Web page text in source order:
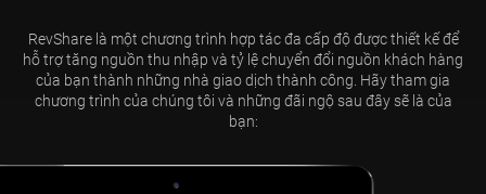
RevShare là một chương trình hợp tác đa cấp độ được thiết kế để
hỗ trợ tăng nguồn thu nhập và tỷ lệ chuyển đổi nguồn khách hàng
của bạn thành những nhà giao dịch thành công. Hãy tham gia
chương trình của chúng tôi và những đãi ngộ sau đây sẽ là của
bạn: